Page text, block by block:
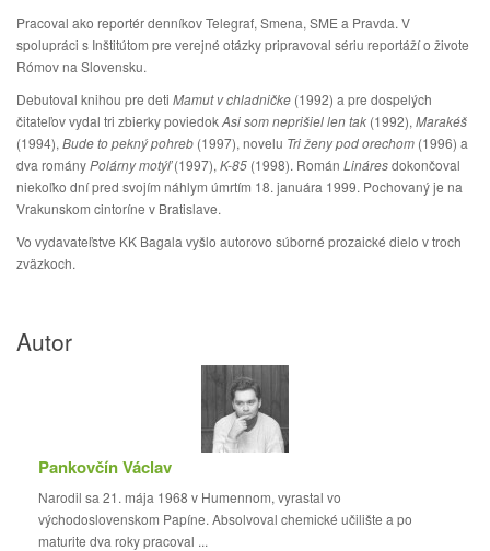
Pracoval ako reportér denníkov Telegraf, Smena, SME a Pravda. V
spolupráci s Inštitútom pre verejné otázky pripravoval sériu reportáží o živote
Rómov na Slovensku.
Debutoval knihou pre deti Mamut v chladničke (1992) a pre dospelých
čitateľov vydal tri zbierky poviedokAsi som neprišiel len tak (1992), Marakéš
(1994), Bude to pekný pohreb (1997), novelu Tri ženy pod orechom (1996) a
dva rományPolárny motýľ(1997), K-85 (1998). Román Lináresdokončoval
niekoľko dní pred svojím náhlym úmrtím 18. januára 1999. Pochovaný je na
Vrakunskom cintoríne v Bratislave.
Vo vydavateľstve KK Bagala vyšlo autorovo súborné prozaické dielo v troch
zväzkoch.
Autor
Pankovčín Václav
Narodil sa 21. mája 1968 v Humennom, vyrastal vo
východoslovenskom Papíne. Absolvoval chemické učilište a po
maturite dva roky pracoval ...